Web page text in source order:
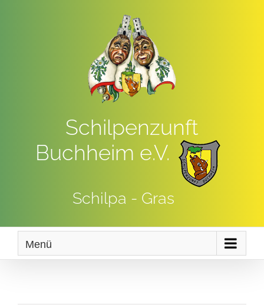
Schilpenzunft
Buchheim e.V.
Schilpa - Gras
Menü